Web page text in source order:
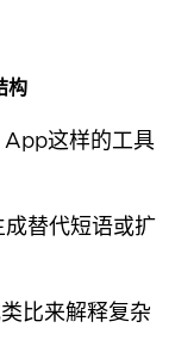
构
这样的工具
替代短语或扩
比来解释复杂